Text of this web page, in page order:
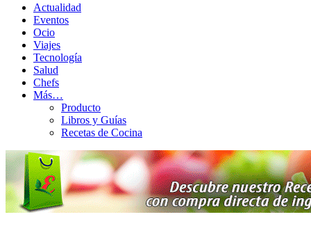
Actualidad
Eventos
Ocio
Viajes
Tecnología
Salud
Chefs
Más…
Producto
Libros y Guías
Recetas de Cocina